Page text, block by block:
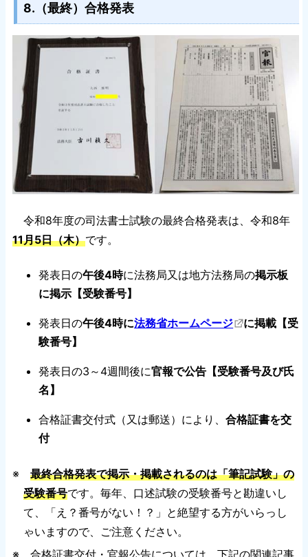
8.（最終）合格発表
令和8年度の司法書士試験の最終合格発表は、令和8年
11月5日（木）です。
発表日の午後4時に法務局又は地方法務局の掲示板
に掲示【受験番号】
発表日の午後4時に法務省ホームページ
に掲載【受
験番号】
発表日の3～4週間後に官報で公告【受験番号及び氏
名】
合格証書交付式（又は郵送）により、合格証書を交
付
※ 最終合格発表で掲示・掲載されるのは「筆記試験」の
受験番号です。毎年、口述試験の受験番号と勘違いし
て、「え？番号がない！？」と絶望する方がいらっし
ゃいますので、ご注意ください。